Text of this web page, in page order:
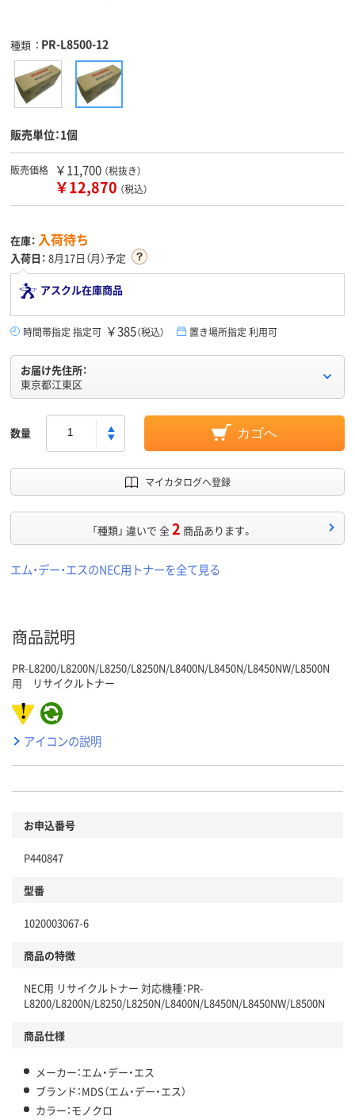
種類 PR-L8500-12
販売単位：1個
販売価格 ￥11,700 （税抜き）
￥12,870 （税込）
在庫： 入荷待ち
入荷日： 8月17日（月）予定
アスクル在庫商品
時間帯指定 指定可 ￥385（税込） 置き場所指定 利用可
お届け先住所：
東京都江東区
数量 カゴへ
マイカタログへ登録
「種類」 違いで 全2 商品あります。
エム・デー・エスのNEC用トナーを全て見る
商品説明
PR-L8200/L8200N/L8250/L8250N/L8400N/L8450N/L8450NW/L8500N
用 リサイクルトナー
アイコンの説明
お申込番号
P440847
型番
1020003067-6
商品の特徴
NEC用 リサイクルトナー 対応機種：PR-
L8200/L8200N/L8250/L8250N/L8400N/L8450N/L8450NW/L8500N
商品仕様
メーカー：エム・デー・エス
ブランド：MDS（エム・デー・エス）
カラー：モノクロ